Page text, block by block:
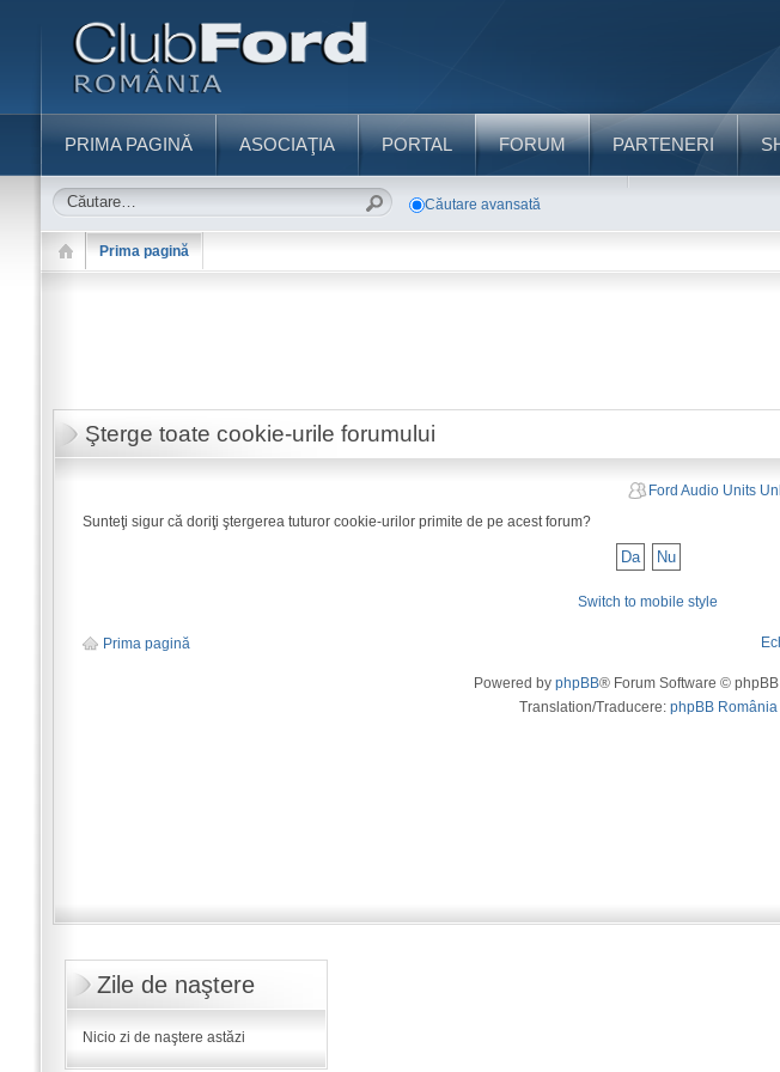
PRIMA PAGINĂ ASOCIAŢIA PORTAL FORUM PARTENERI
Căutare avansată
Prima pagină
Şterge toate cookie-urile forumului
Ford Audio Units
Sunteţi sigur că doriţi ştergerea tuturor cookie-urilor primite de pe acest forum?
Switch to mobile style
Prima pagină
Powered by phpBB® Forum Software ©
Translation/Traducere: phpBB România
Zile de naştere
Nicio zi de naştere astăzi